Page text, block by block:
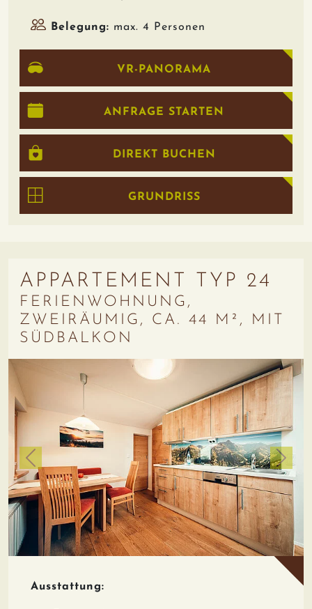
Belegung: max. 4 Personen
VR-PANORAMA
ANFRAGE STARTEN
DIREKT BUCHEN
GRUNDRISS
APPARTEMENT TYP 24
FERIENWOHNUNG,
ZWEIRÄUMIG, CA. 44 M², MIT
SÜDBALKON
zurück weiter
Ausstattung: